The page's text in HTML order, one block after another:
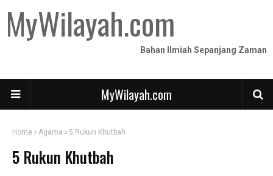
MyWilayah.com
Bahan Ilmiah Sepanjang Zaman
MyWilayah.com
Home Agama 5 Rukun Khutbah
5 Rukun Khutbah